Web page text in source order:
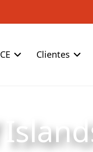
Clientes